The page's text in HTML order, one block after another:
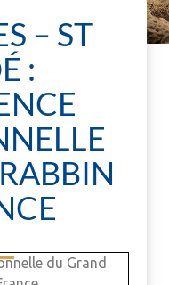
– ST
: